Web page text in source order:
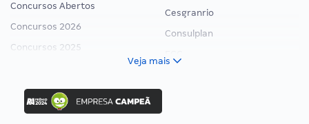
Concursos Abertos
Concursos 2026
Concursos 2025
Concurso Ibama
Concurso MPU
Cesgranrio
Consulplan
Veja mais